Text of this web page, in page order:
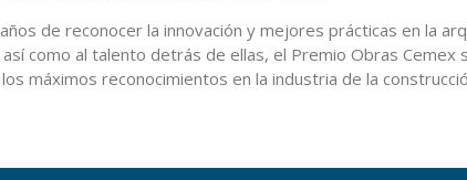
de reconocer la innovación y mejores prácticas en la
como al talento detrás de ellas, el Premio Obras Cemex
máximos reconocimientos en la industria de la